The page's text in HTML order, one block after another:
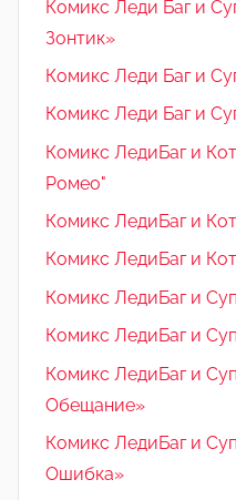
Комикс Леди Баг и
Зонтик»
Комикс Леди Баг и
Комикс Леди Баг и
Комикс ЛедиБаг и
Ромео"
Комикс ЛедиБаг и
Комикс ЛедиБаг и
Комикс ЛедиБаг и
Комикс ЛедиБаг и
Комикс ЛедиБаг и
Обещание»
Комикс ЛедиБаг и
Ошибка»